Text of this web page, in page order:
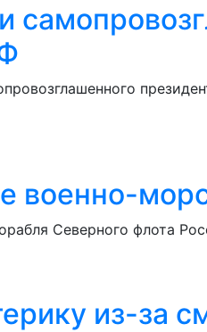
военно-
Северного флота
из-за